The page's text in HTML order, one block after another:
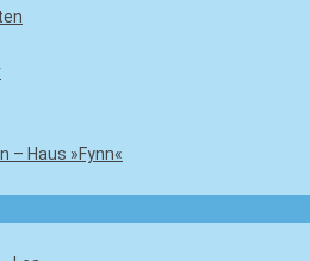
– Haus »Fynn«